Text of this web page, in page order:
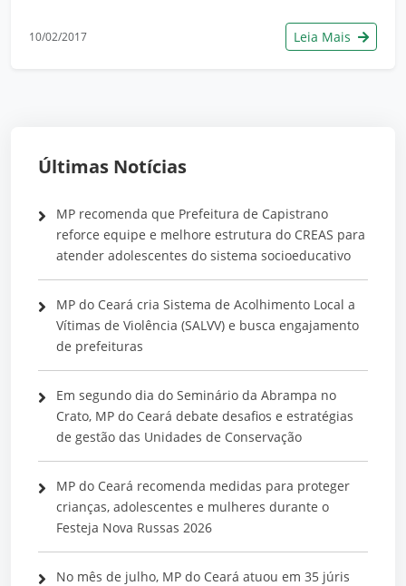
10/02/2017 Leia Mais
Últimas Notícias
MP recomenda que Prefeitura de Capistrano
reforce equipe e melhore estrutura do CREAS para
atender adolescentes do sistema socioeducativo
MP do Ceará cria Sistema de Acolhimento Local a
Vítimas de Violência (SALVV) e busca engajamento
de prefeituras
Em segundo dia do Seminário da Abrampa no
Crato, MP do Ceará debate desafios e estratégias
de gestão das Unidades de Conservação
MP do Ceará recomenda medidas para proteger
crianças, adolescentes e mulheres durante o
Festeja Nova Russas 2026
No mês de julho, MP do Ceará atuou em 35 júris